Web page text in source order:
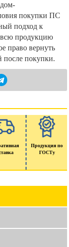
покупки ПС
подход к
всю продукцию
право вернуть
после покупки.
Продукция по
ГОСТу